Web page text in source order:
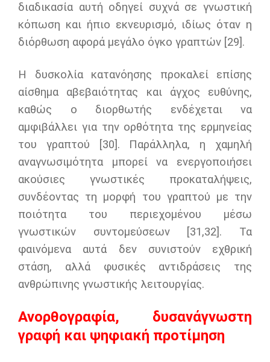
διαδικασία αυτή οδηγεί συχνά σε γνωστική
κόπωση και ήπιο εκνευρισμό, ιδίως όταν η
διόρθωση αφορά μεγάλο όγκο γραπτών [29].
Η δυσκολία κατανόησης προκαλεί επίσης
αίσθημα αβεβαιότητας και άγχος ευθύνης,
καθώς ο διορθωτής ενδέχεται να
αμφιβάλλει για την ορθότητα της ερμηνείας
του γραπτού [30]. Παράλληλα, η χαμηλή
αναγνωσιμότητα μπορεί να ενεργοποιήσει
ακούσιες γνωστικές προκαταλήψεις,
συνδέοντας τη μορφή του γραπτού με την
ποιότητα του περιεχομένου μέσω
γνωστικών συντομεύσεων [31,32]. Τα
φαινόμενα αυτά δεν συνιστούν εχθρική
στάση, αλλά φυσικές αντιδράσεις της
ανθρώπινης γνωστικής λειτουργίας.
Ανορθογραφία, δυσανάγνωστη
γραφή και ψηφιακή προτίμηση